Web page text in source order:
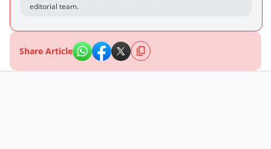
editorial team.
Share Article